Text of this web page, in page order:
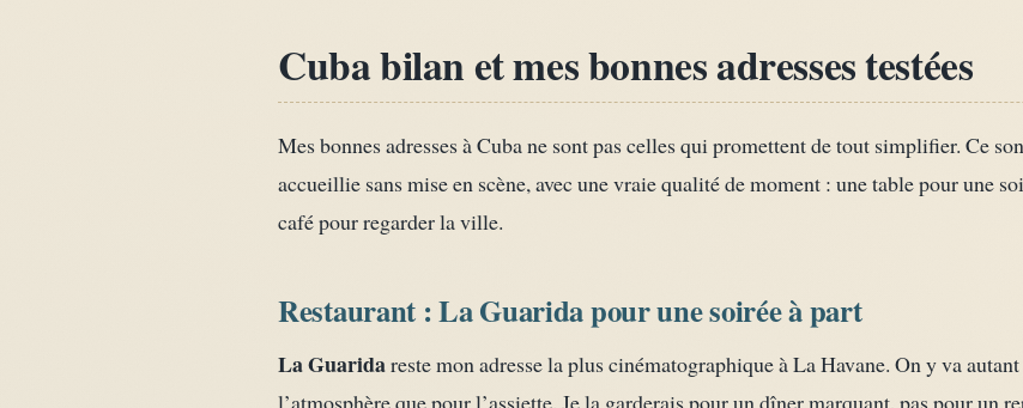
Cuba bilan et mes bonnes adresses testées
Mes bonnes adresses à Cuba ne sont pas celles qui promettent de tout simplifier. Ce
accueillie sans mise en scène, avec une vraie qualité de moment : une table pour une
café pour regarder la ville.
Restaurant : La Guarida pour une soirée à part
La Guaridareste mon adresse la plus cinématographique à La Havane. On y va
l’atmosphère que pour l’assiette. Je la garderais pour un dîner marquant, pas pour un